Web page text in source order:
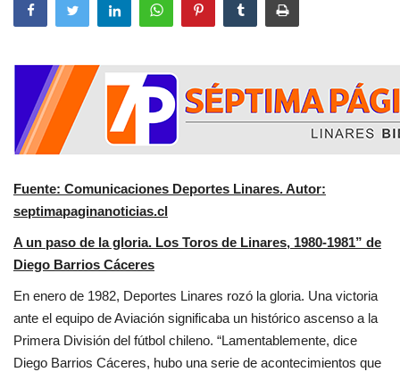
Fuente: Comunicaciones Deportes Linares. Autor:
septimapaginanoticias.cl
A un paso de la gloria. Los Toros de Linares, 1980-1981” de
Diego Barrios Cáceres
En enero de 1982, Deportes Linares rozó la gloria. Una victoria
ante el equipo de Aviación significaba un histórico ascenso a la
Primera División del fútbol chileno. “Lamentablemente, dice
Diego Barrios Cáceres, hubo una serie de acontecimientos que